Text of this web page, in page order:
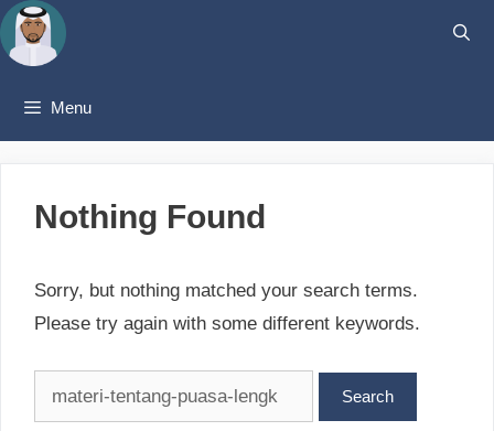
Skip
to
Menu
Nothing Found
Sorry, but nothing matched your search terms.
Please try again with some different keywords.
Search
for: